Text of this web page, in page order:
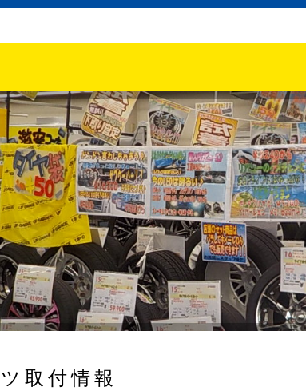
取付情報